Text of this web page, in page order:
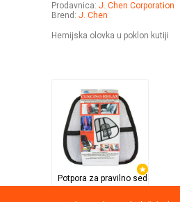
Prodavnica: J. Chen Corporation
Brend: J. Chen
Hemijska olovka u poklon kutiji
Potpora za pravilno sedenje